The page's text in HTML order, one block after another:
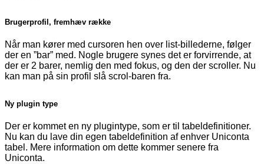
Brugerprofil, fremhæv række
Når man kører med cursoren hen over list-billederne, følger
der en ”bar” med. Nogle brugere synes det er forvirrende, at
der er 2 barer, nemlig den med fokus, og den der scroller. Nu
kan man på sin profil slå scrol-baren fra.
Ny plugin type
Der er kommet en ny plugintype, som er til tabeldefinitioner.
Nu kan du lave din egen tabeldefinition af enhver Uniconta
tabel. Mere information om dette kommer senere fra
Uniconta.